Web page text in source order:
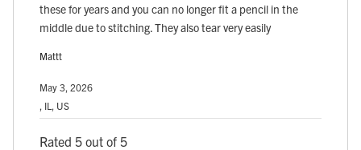
these for years and you can no longer fit a pencil in the
middle due to stitching. They also tear very easily
Mattt
May 3, 2026
, IL, US
Rated 5 out of 5